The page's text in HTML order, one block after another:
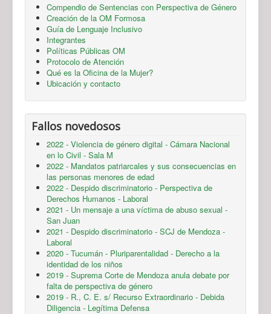
Compendio de Sentencias con Perspectiva de Género
Creación de la OM Formosa
Guía de Lenguaje Inclusivo
Integrantes
Políticas Públicas OM
Protocolo de Atención
Qué es la Oficina de la Mujer?
Ubicación y contacto
Fallos novedosos
2022 - Violencia de género digital - Cámara Nacional
en lo Civil - Sala M
2022 - Mandatos patriarcales y sus consecuencias en
las personas menores de edad
2022 - Despido discriminatorio - Perspectiva de
Derechos Humanos - Laboral
2021 - Un mensaje a una víctima de abuso sexual -
San Juan
2021 - Despido discriminatorio - SCJ de Mendoza -
Laboral
2020 - Tucumán - Pluriparentalidad - Derecho a la
identidad de los niños
2019 - Suprema Corte de Mendoza anula debate por
falta de perspectiva de género
2019 - R., C. E. s/ Recurso Extraordinario - Debida
Diligencia - Legítima Defensa